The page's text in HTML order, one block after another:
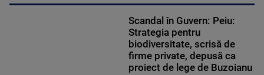
Scandal în Guvern: Peiu:
Strategia pentru
biodiversitate, scrisă de
firme private, depusă ca
proiect de lege de Buzoianu